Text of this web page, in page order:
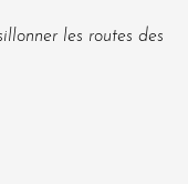
les routes des